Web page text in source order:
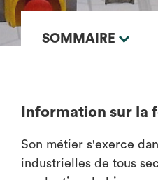
SOMMAIRE
Information sur la
Son métier s'exerce
industrielles de tous